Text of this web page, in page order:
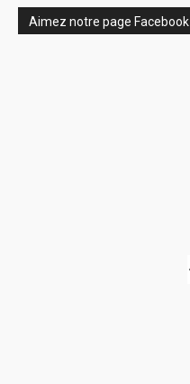
Aimez notre page Facebook